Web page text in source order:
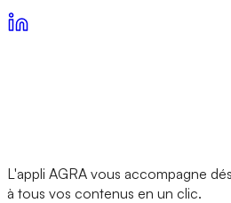
L'appli AGRA vous accompagne
à tous vos contenus en un clic.